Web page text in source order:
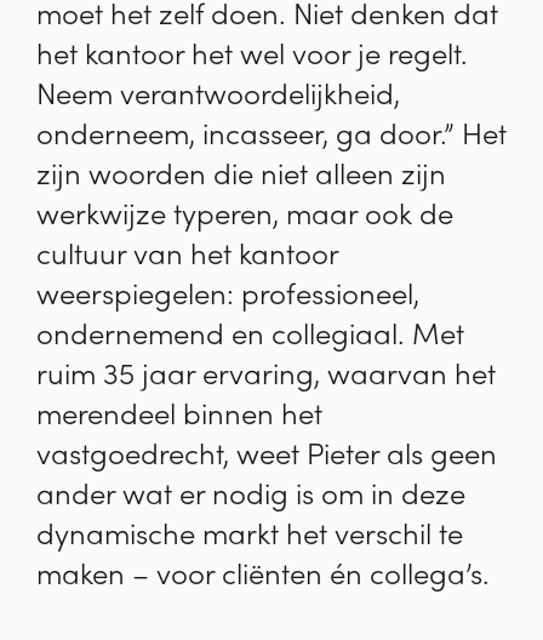
moet het zelf doen. Niet denken dat
het kantoor het wel voor je regelt.
Neem verantwoordelijkheid,
onderneem, incasseer, ga door.” Het
zijn woorden die niet alleen zijn
werkwijze typeren, maar ook de
cultuur van het kantoor
weerspiegelen: professioneel,
ondernemend en collegiaal. Met
ruim 35 jaar ervaring, waarvan het
merendeel binnen het
vastgoedrecht, weet Pieter als geen
ander wat er nodig is om in deze
dynamische markt het verschil te
maken – voor cliënten én collega’s.